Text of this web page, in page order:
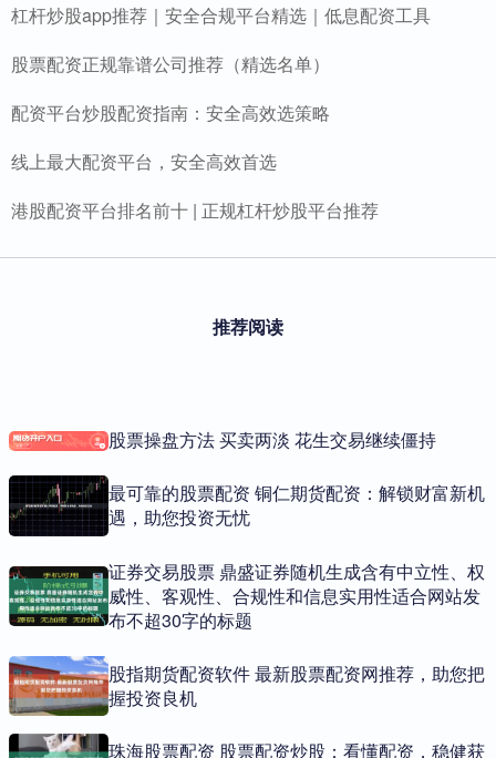
杠杆炒股app推荐｜安全合规平台精选｜低息配资工具
股票配资正规靠谱公司推荐（精选名单）
配资平台炒股配资指南：安全高效选策略
线上最大配资平台，安全高效首选
港股配资平台排名前十 | 正规杠杆炒股平台推荐
推荐阅读
股票操盘方法 买卖两淡 花生交易继续僵持
最可靠的股票配资 铜仁期货配资：解锁财富新机
遇，助您投资无忧
证券交易股票 鼎盛证券随机生成含有中立性、权
威性、客观性、合规性和信息实用性适合网站发
布不超30字的标题
股指期货配资软件 最新股票配资网推荐，助您把
握投资良机
珠海股票配资 股票配资炒股：看懂配资，稳健获